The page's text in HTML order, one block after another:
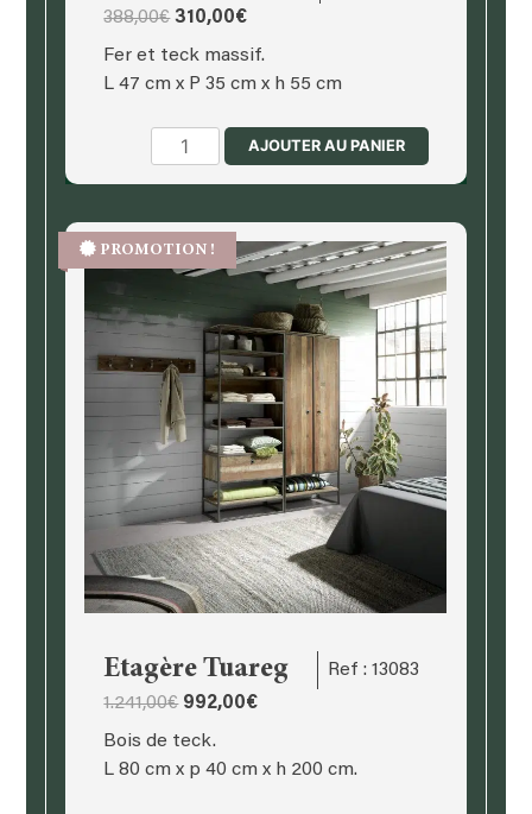
388,00€ Le
prix
initial
388,00€.
310,00€Le
prix
actuel
310,00€.
Fer et teck massif.
L 47 cm x P 35 cm x h 55 cm
quantité
de
Tuareg
AJOUTER AU PANIER
PROMOTION !
Etagère Tuareg
Ref : 13083
1.241,00€ Le
prix
initial
992,00€Le
actuel
Bois de teck.
L 80 cm x p 40 cm x h 200 cm.